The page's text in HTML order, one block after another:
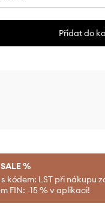
Přidat do
%
kódem: LST při nákupu
FIN: -15 % v aplikaci!